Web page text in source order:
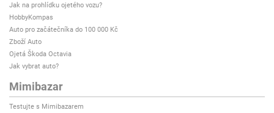
Jak na prohlídku ojetého vozu?
HobbyKompas
Auto pro začátečníka do 100 000 Kč
Zboží Auto
Ojetá Škoda Octavia
Jak vybrat auto?
Mimibazar
Testujte s Mimibazarem